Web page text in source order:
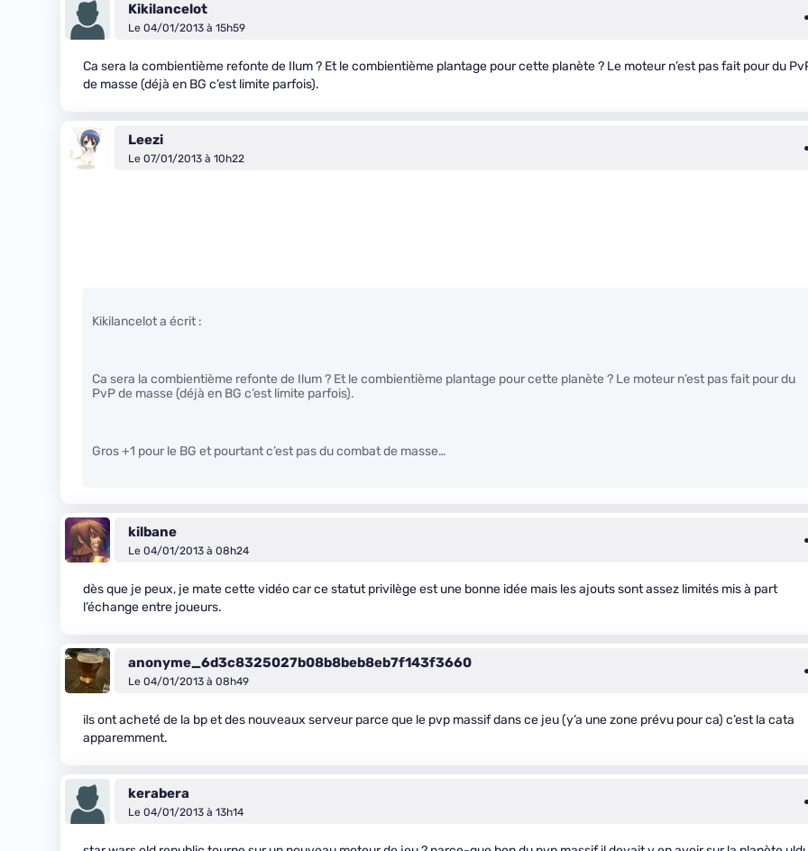
Kikilancelot
Le 04/01/2013 à 15h59
Ca sera la combientième refonte de Ilum ? Et le combientième plantage pour cette planète ? Le moteur n’est pas fait pour du
de masse (déjà en BG c’est limite parfois).
Leezi
Le 07/01/2013 à 10h22
Kikilancelot a écrit :
Ca sera la combientième refonte de Ilum ? Et le combientième plantage pour cette planète ? Le moteur n’est pas fait pour du
PvP de masse (déjà en BG c’est limite parfois).
Gros +1 pour le BG et pourtant c’est pas du combat de masse…
kilbane
Le 04/01/2013 à 08h24
dès que je peux, je mate cette vidéo car ce statut privilège est une bonne idée mais les ajouts sont assez limités mis à part
l’échange entre joueurs.
anonyme_6d3c8325027b08b8beb8eb7f143f3660
Le 04/01/2013 à 08h49
ils ont acheté de la bp et des nouveaux serveur parce que le pvp massif dans ce jeu (y’a une zone prévu pour ca) c’est la cata
apparemment.
kerabera
Le 04/01/2013 à 13h14